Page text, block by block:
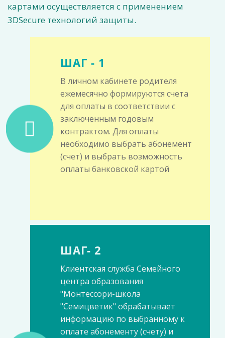
картами осуществляется с применением
3DSecure технологий защиты.
ШАГ - 1
В личном кабинете родителя
ежемесячно формируются счета
для оплаты в соответствии с
заключенным годовым
контрактом. Для оплаты
необходимо выбрать абонемент
(счет) и выбрать возможность
оплаты банковской картой
ШАГ- 2
Клиентская служба Семейного
центра образования
"Монтессори-школа
"Семицветик" обрабатывает
информацию по выбранному к
оплате абонементу (счету) и